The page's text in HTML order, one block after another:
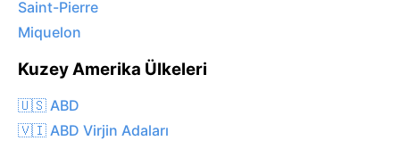
Saint-Pierre
Miquelon
Kuzey Amerika Ülkeleri
🇺🇸 ABD
🇻🇮 ABD Virjin Adaları